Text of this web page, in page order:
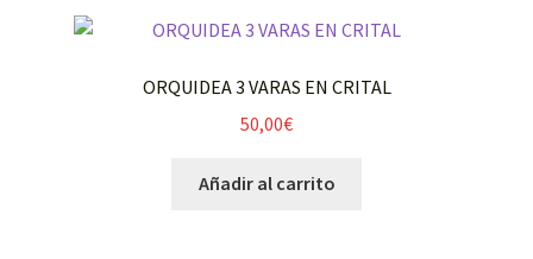
ORQUIDEA 3 VARAS EN CRITAL
50,00€
Añadir al carrito